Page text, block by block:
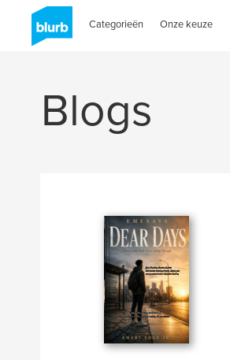
Categorieën Onze keuze
Blogs